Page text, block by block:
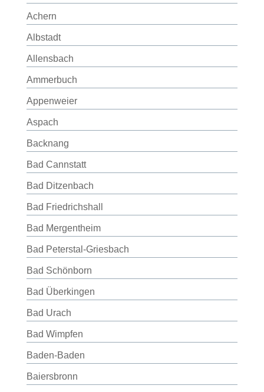
Achern
Albstadt
Allensbach
Ammerbuch
Appenweier
Aspach
Backnang
Bad Cannstatt
Bad Ditzenbach
Bad Friedrichshall
Bad Mergentheim
Bad Peterstal-Griesbach
Bad Schönborn
Bad Überkingen
Bad Urach
Bad Wimpfen
Baden-Baden
Baiersbronn